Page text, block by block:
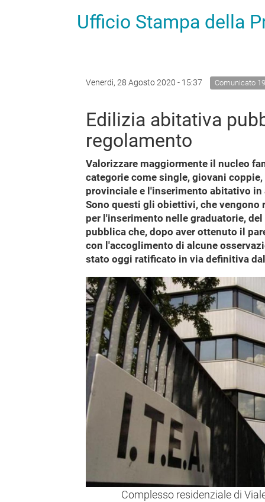
Ufficio Stampa della
Venerdì, 28 Agosto 2020 - 15:37 Comunicato
Edilizia abitativa
regolamento
Valorizzare maggiormente il nucleo
categorie come single, giovani
provinciale e l'inserimento abitativo
Sono questi gli obiettivi, che
per l'inserimento nelle graduatorie,
pubblica che, dopo aver ottenuto il
con l'accoglimento di alcune
stato oggi ratificato in via definitiva
Complesso residenziale di